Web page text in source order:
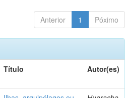
Anterior 1 Póximo
Título Autor(es)